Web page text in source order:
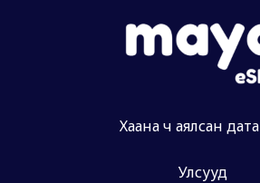
Хаана ч аялсан
Улсууд